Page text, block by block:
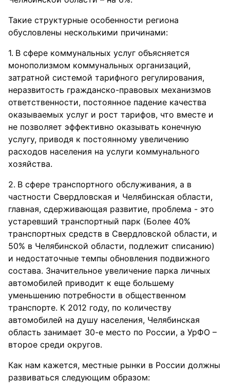
Такие структурные особенности региона
обусловлены несколькими причинами:
В сфере коммунальных услуг объясняется
монополизмом коммунальных организаций,
затратной системой тарифного регулирования,
неразвитость гражданско-правовых механизмов
ответственности, постоянное падение качества
оказываемых услуг и рост тарифов, что вместе и
не позволяет эффективно оказывать конечную
услугу, приводя к постоянному увеличению
расходов населения на услуги коммунального
хозяйства.
В сфере транспортного обслуживания, а в
частности Свердловская и Челябинская области,
главная, сдерживающая развитие, проблема - это
устаревший транспортный парк (Более 40%
транспортных средств в Свердловской области, и
50% в Челябинской области, подлежит списанию)
и недостаточные темпы обновления подвижного
состава. Значительное увеличение парка личных
автомобилей приводит к еще большему
уменьшению потребности в общественном
транспорте. К 2012 году, по количеству
автомобилей на душу населения, Челябинская
область занимает 30-е место по России, а УрФО –
второе среди округов.
Как нам кажется, местные рынки в России должны
развиваться следующим образом: